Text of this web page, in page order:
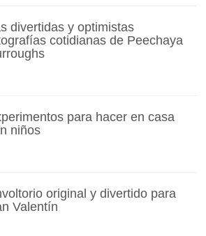
divertidas y optimistas
cotidianas de Peechaya
para hacer en casa
niños
original y divertido para
Valentín